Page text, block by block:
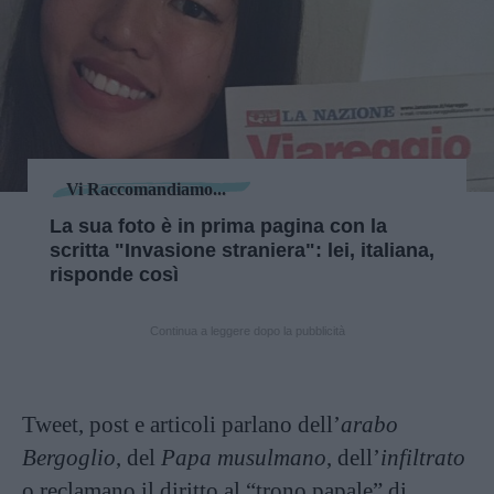
Vi Raccomandiamo...
La sua foto è in prima pagina con la
scritta "Invasione straniera": lei, italiana,
risponde così
Tweet, post e articoli parlano dell’arabo
Bergoglio, del Papa musulmano, dell’infiltrato